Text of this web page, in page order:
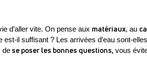
d’aller vite. On pense aux matériaux, au
il suffisant ? Les arrivées d’eau sont-
de se poser les bonnes questions, vous